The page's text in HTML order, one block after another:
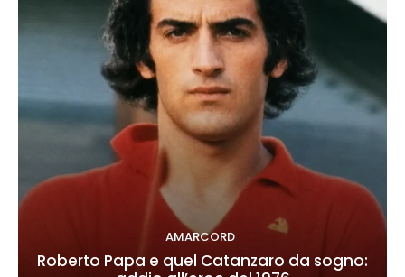
AMARCORD
Roberto Papa e quel Catanzaro da sogno: